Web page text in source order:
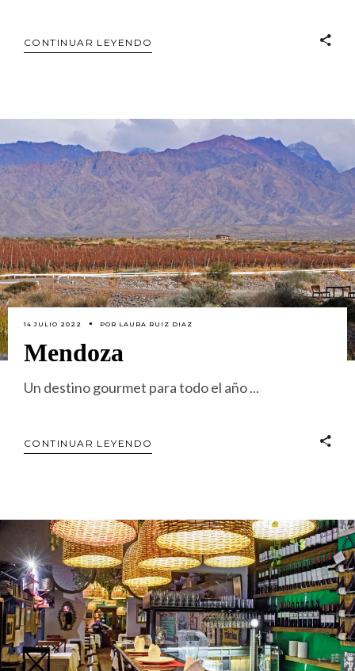
CONTINUAR LEYENDO
14 JULIO 2022 POR LAURA RUIZ DIAZ
Mendoza
Un destino gourmet para todo el año
CONTINUAR LEYENDO